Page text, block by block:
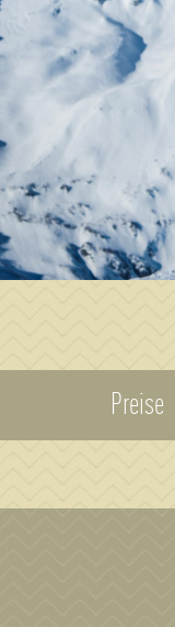
Preise